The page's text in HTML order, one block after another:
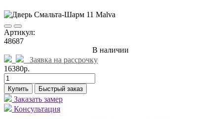
Артикул:
48687
В наличии
Заявка на рассрочку
16380р.
Купить Быстрый заказ
Заказать замер
Консультация